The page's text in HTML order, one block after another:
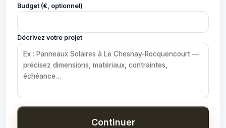
Budget (€, optionnel)
Décrivez votre projet
Continuer